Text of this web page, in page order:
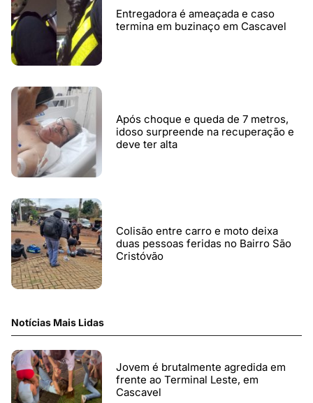
Entregadora é ameaçada e caso
termina em buzinaço em Cascavel
Após choque e queda de 7 metros,
idoso surpreende na recuperação e
deve ter alta
Colisão entre carro e moto deixa
duas pessoas feridas no Bairro São
Cristóvão
Notícias Mais Lidas
Jovem é brutalmente agredida em
frente ao Terminal Leste, em
Cascavel